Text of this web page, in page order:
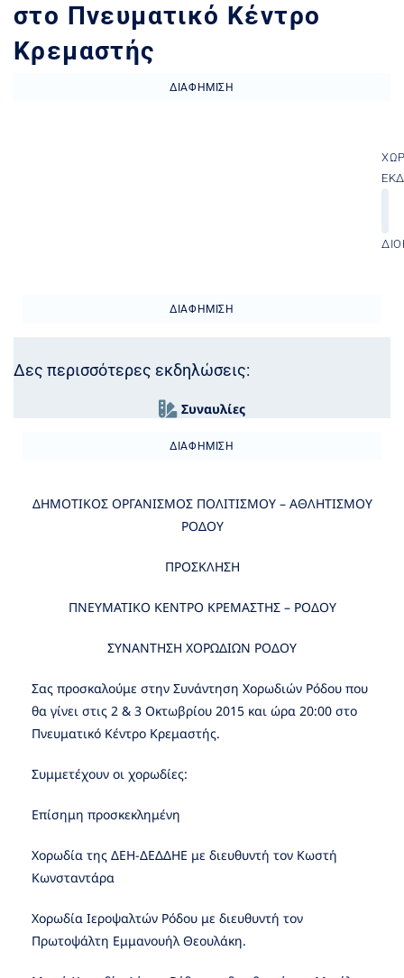
στο Πνευματικό Κέντρο
Κρεμαστής
ΔΙΑΦΉΜΙΣΗ
ΔΙΑΦΉΜΙΣΗ
Δες περισσότερες εκδηλώσεις:
Συναυλίες
ΔΙΑΦΉΜΙΣΗ
ΔΗΜΟΤΙΚΟΣ ΟΡΓΑΝΙΣΜΟΣ ΠΟΛΙΤΙΣΜΟΥ – ΑΘΛΗΤΙΣΜΟΥ
ΡΟΔΟΥ
ΠΡΟΣΚΛΗΣΗ
ΠΝΕΥΜΑΤΙΚΟ ΚΕΝΤΡΟ ΚΡΕΜΑΣΤΗΣ – ΡΟΔΟΥ
ΣΥΝΑΝΤΗΣΗ ΧΟΡΩΔΙΩΝ ΡΟΔΟΥ
Σας προσκαλούμε στην Συνάντηση Χορωδιών Ρόδου που
θα γίνει στις 2 & 3 Οκτωβρίου 2015 και ώρα 20:00 στο
Πνευματικό Κέντρο Κρεμαστής.
Συμμετέχουν οι χορωδίες:
Eπίσημη προσκεκλημένη
Χορωδία της ΔΕΗ-ΔΕΔΔΗΕ με διευθυντή τον Κωστή
Κωνσταντάρα
Χορωδία Ιεροψαλτών Ρόδου με διευθυντή τον
Πρωτοψάλτη Εμμανουήλ Θεουλάκη.